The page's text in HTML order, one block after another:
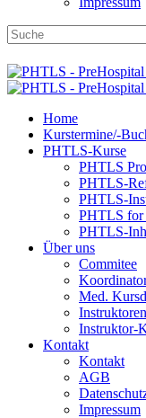
Home
Kurstermine/-
PHTLS-Kurse
PHTLS
PHTLS-
PHTLS-
PHTLS for
PHTLS-
Über uns
Commitee
Med.
Instruktoren
Instruktor-
Kontakt
Kontakt
AGB
Impressum